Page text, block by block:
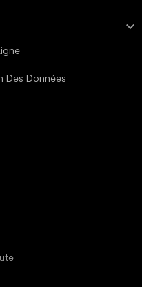

Des Données